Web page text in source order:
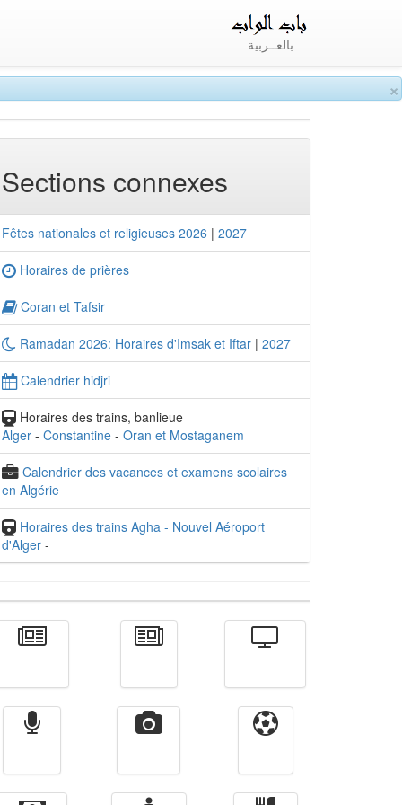
×
بالعــربية
Sections connexes
Fêtes nationales et religieuses 2026 | 2027
Horaires de prières
Coran et Tafsir
Ramadan 2026: Horaires d'Imsak et Iftar | 2027
Calendrier hidjri
Horaires des trains, banlieue
Alger - Constantine - Oran et Mostaganem
Calendrier des vacances et examens scolaires
en Algérie
Horaires des trains Agha - Nouvel Aéroport
d'Alger -